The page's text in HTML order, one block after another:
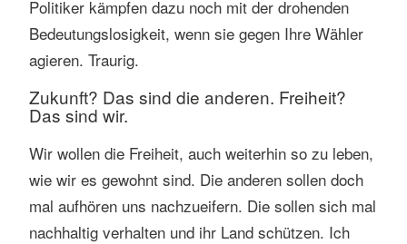
Politiker kämpfen dazu noch mit der drohenden
Bedeutungslosigkeit, wenn sie gegen Ihre Wähler
agieren. Traurig.
Zukunft? Das sind die anderen. Freiheit?
Das sind wir.
Wir wollen die Freiheit, auch weiterhin so zu leben,
wie wir es gewohnt sind. Die anderen sollen doch
mal aufhören uns nachzueifern. Die sollen sich mal
nachhaltig verhalten und ihr Land schützen. Ich